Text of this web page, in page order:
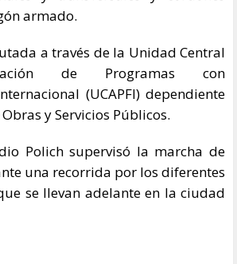
armado.
a través de la Unidad Central
de Programas con
(UCAPFI) dependiente
y Servicios Públicos.
Polich supervisó la marcha de
una recorrida por los diferentes
se llevan adelante en la ciudad